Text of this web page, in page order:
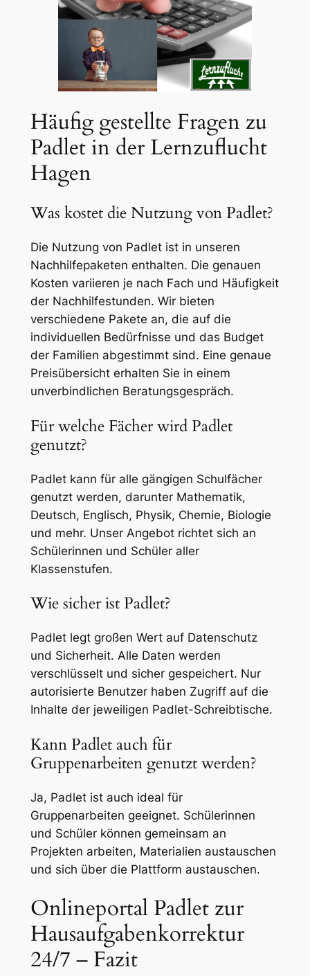
Häufig gestellte Fragen zu
Padlet in der Lernzuflucht
Hagen
Was kostet die Nutzung von Padlet?
Die Nutzung von Padlet ist in unseren
Nachhilfepaketen enthalten. Die genauen
Kosten variieren je nach Fach und Häufigkeit
der Nachhilfestunden. Wir bieten
verschiedene Pakete an, die auf die
individuellen Bedürfnisse und das Budget
der Familien abgestimmt sind. Eine genaue
Preisübersicht erhalten Sie in einem
unverbindlichen Beratungsgespräch.
Für welche Fächer wird Padlet
genutzt?
Padlet kann für alle gängigen Schulfächer
genutzt werden, darunter Mathematik,
Deutsch, Englisch, Physik, Chemie, Biologie
und mehr. Unser Angebot richtet sich an
Schülerinnen und Schüler aller
Klassenstufen.
Wie sicher ist Padlet?
Padlet legt großen Wert auf Datenschutz
und Sicherheit. Alle Daten werden
verschlüsselt und sicher gespeichert. Nur
autorisierte Benutzer haben Zugriff auf die
Inhalte der jeweiligen Padlet-Schreibtische.
Kann Padlet auch für
Gruppenarbeiten genutzt werden?
Ja, Padlet ist auch ideal für
Gruppenarbeiten geeignet. Schülerinnen
und Schüler können gemeinsam an
Projekten arbeiten, Materialien austauschen
und sich über die Plattform austauschen.
Onlineportal Padlet zur
Hausaufgabenkorrektur
24/7 – Fazit